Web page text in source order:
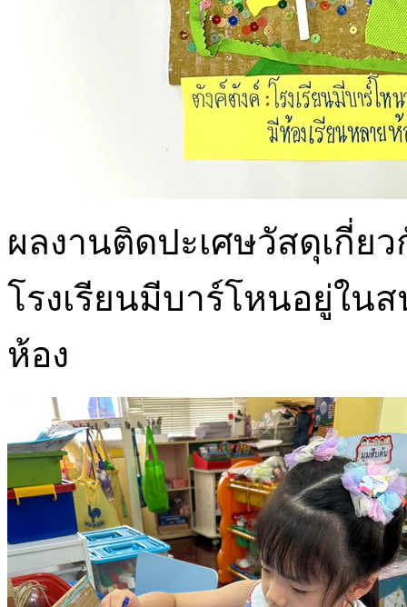
ผลงานติดปะเศษวัสดุเกี่ยว
โรงเรียนมีบาร์โหนอยู่ใน
ห้อง